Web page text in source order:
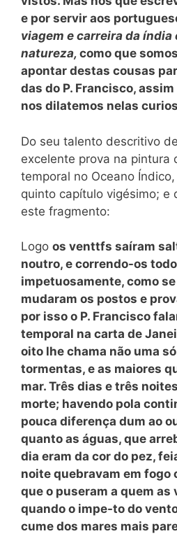
e por servir aos
viagem e carreira da índia
natureza, como que
apontar destas cousas
das do P. Francisco,
nos dilatemos nelas
Do seu talento descritivo
excelente prova na pintura
temporal no Oceano
quinto capítulo vigésimo; e
este fragmento:
Logo os venttfs saíram
noutro, e correndo-os
impetuosamente, como
mudaram os postos e
por isso o P. Francisco
temporal na carta de
oito lhe chama não uma
tormentas, e as maiores
mar. Três dias e três
morte; havendo pola
pouca diferença dum ao
quanto as águas, que
dia eram da cor do pez,
noite quebravam em fogo
que o puseram a quem as
quando o impe-to do
cume dos mares mais